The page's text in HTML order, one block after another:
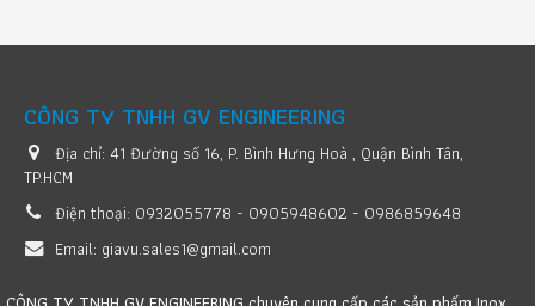
CÔNG TY TNHH GV ENGINEERING
Địa chỉ: 41 Đường số 16, P. Bình Hưng Hoà , Quận Bình Tân,
TP.HCM
Điện thoại: 0932055778 - 0905948602 - 0986859648
Email: giavu.sales1@gmail.com